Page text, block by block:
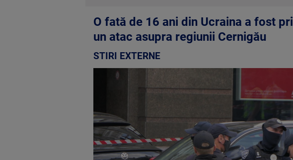
O fată de 16 ani din Ucraina a fost
un atac asupra regiunii Cernigău
STIRI EXTERNE